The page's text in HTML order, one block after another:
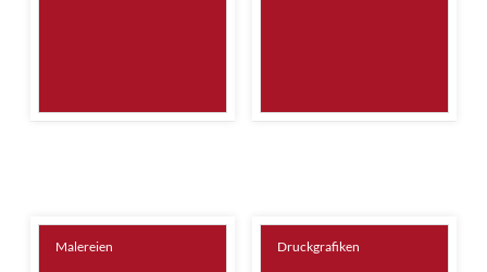
Malereien Druckgrafiken